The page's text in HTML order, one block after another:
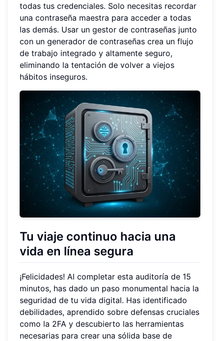
todas tus credenciales. Solo necesitas recordar
una contraseña maestra para acceder a todas
las demás. Usar un gestor de contraseñas junto
con un generador de contraseñas crea un flujo
de trabajo integrado y altamente seguro,
eliminando la tentación de volver a viejos
hábitos inseguros.
Tu viaje continuo hacia una
vida en línea segura
¡Felicidades! Al completar esta auditoría de 15
minutos, has dado un paso monumental hacia la
seguridad de tu vida digital. Has identificado
debilidades, aprendido sobre defensas cruciales
como la 2FA y descubierto las herramientas
necesarias para crear una sólida base de